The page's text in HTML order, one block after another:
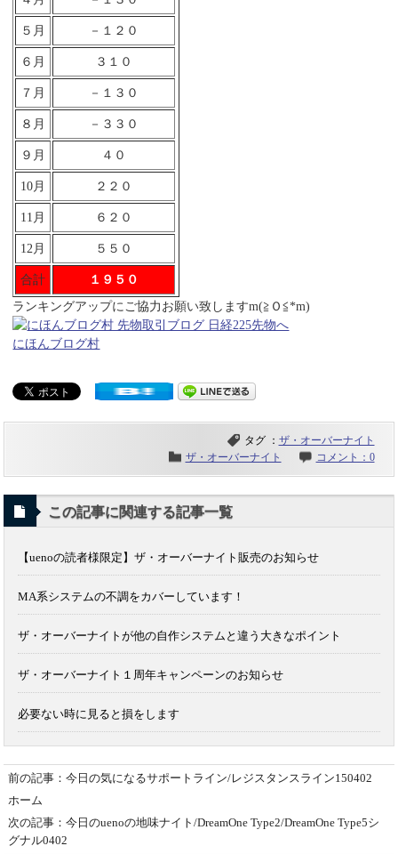
５月 －１２０
６月 ３１０
７月 －１３０
８月 －３３０
９月 ４０
10月 ２２０
11月 ６２０
12月 ５５０
合計
１９５０
ランキングアップにご協力お願い致しますm(≧Ｏ≦*m)
にほんブログ村
タグ ： ザ・オーバーナイト
ザ・オーバーナイト
コメント：0
この記事に関連する記事一覧
【uenoの読者様限定】ザ・オーバーナイト販売のお知らせ
MA系システムの不調をカバーしています！
ザ・オーバーナイトが他の自作システムと違う大きなポイント
ザ・オーバーナイト１周年キャンペーンのお知らせ
必要ない時に見ると損をします
前の記事：今日の気になるサポートライン/レジスタンスライン150402
ホーム
次の記事：今日のuenoの地味ナイト/DreamOne Type2/DreamOne Type5シ
グナル0402